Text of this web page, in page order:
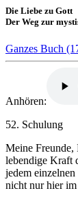
Die Liebe zu Gott
Der Weg zur
Ganzes Buch
Anhören:
52. Schulung
Meine Freunde,
lebendige Kraft
jedem
nicht nur hier